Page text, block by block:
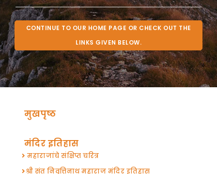
CONTINUE TO OUR HOME PAGE OR CHECK OUT THE
LINKS GIVEN BELOW.
मुखपृष्ठ
मंदिर इतिहास
महाराजांचे संक्षिप्त चरित्र
श्री संत निवृत्तिनाथ महाराज मंदिर इतिहास